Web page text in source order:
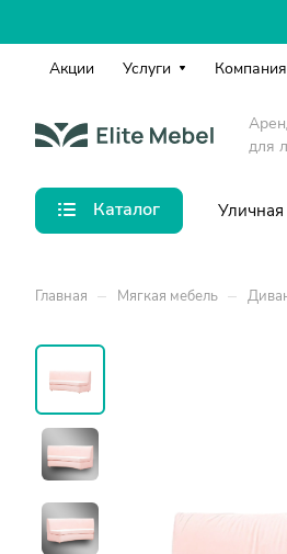
Акции Услуги Компания
для
Каталог
Главная – Мягкая мебель –